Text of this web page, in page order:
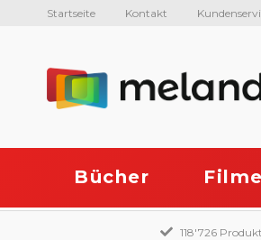
Startseite Kontakt
Bücher Filme
118'726